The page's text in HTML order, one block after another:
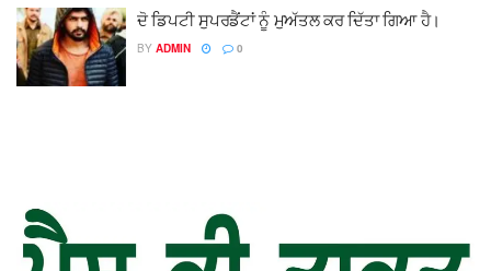
ਦੋ ਡਿਪਟੀ ਸੁਪਰਡੈਂਟਾਂ ਨੂੰ ਮੁਅੱਤਲ ਕਰ ਦਿੱਤਾ ਗਿਆ ਹੈ।
BY ADMIN 0